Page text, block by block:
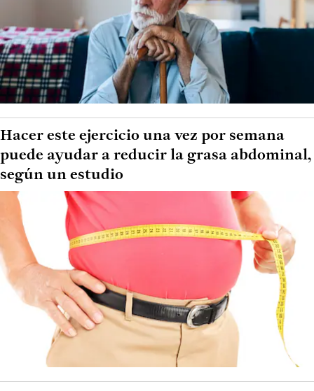
Hacer este ejercicio una vez por semana
puede ayudar a reducir la grasa abdominal,
según un estudio